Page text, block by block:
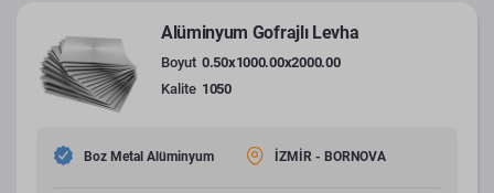
Alüminyum Gofrajlı Levha
Boyut 0.50x1000.00x2000.00
Kalite 1050
Boz Metal Alüminyum İZMİR - BORNOVA